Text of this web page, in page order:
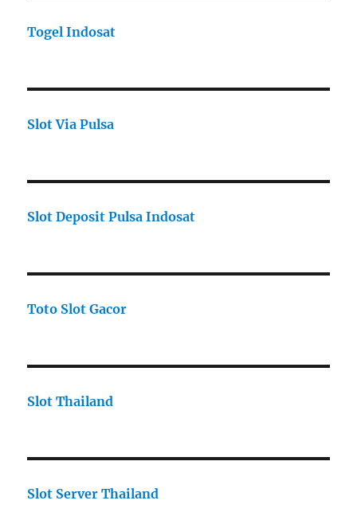
Togel Indosat
Slot Via Pulsa
Slot Deposit Pulsa Indosat
Toto Slot Gacor
Slot Thailand
Slot Server Thailand